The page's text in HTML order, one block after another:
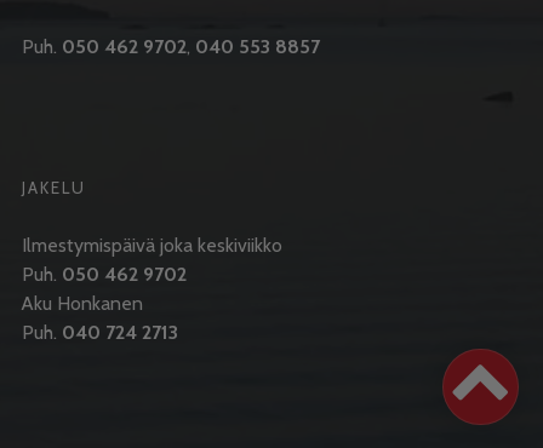
Puh. 050 462 9702, 040 553 8857
JAKELU
Ilmestymispäivä joka keskiviikko
Puh. 050 462 9702
Aku Honkanen
Puh. 040 724 2713